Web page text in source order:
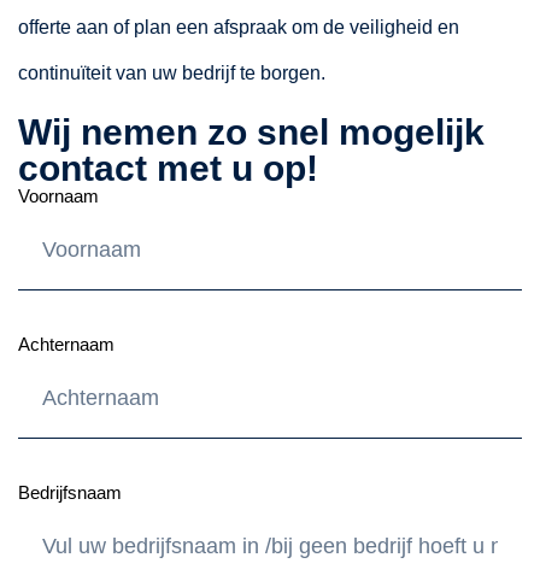
offerte aan of plan een afspraak om de veiligheid en
continuïteit van uw bedrijf te borgen.
Wij nemen zo snel mogelijk
contact met u op!
Voornaam
Achternaam
Bedrijfsnaam